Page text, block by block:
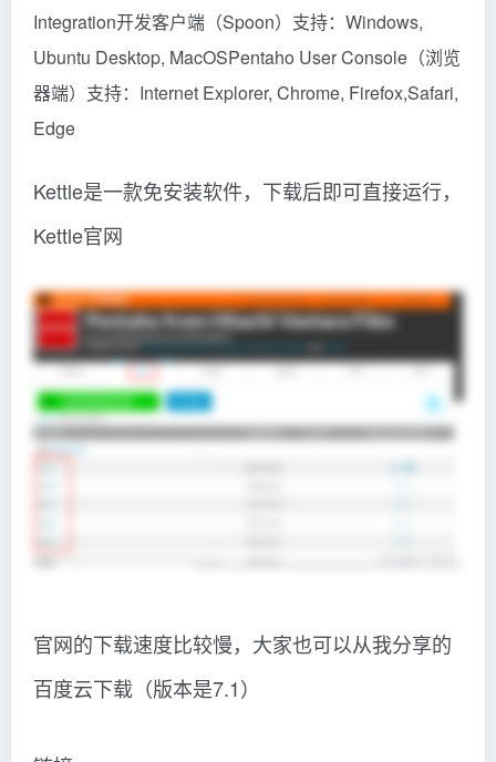
Integration开发客户端（Spoon）支持：Windows,
Ubuntu Desktop, MacOSPentaho User Console（浏览
器端）支持：Internet Explorer, Chrome, Firefox,Safari,
Edge
Kettle是一款免安装软件，下载后即可直接运行，
Kettle官网
官网的下载速度比较慢，大家也可以从我分享的
百度云下载（版本是7.1）